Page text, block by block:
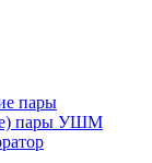
пары
пары УШМ